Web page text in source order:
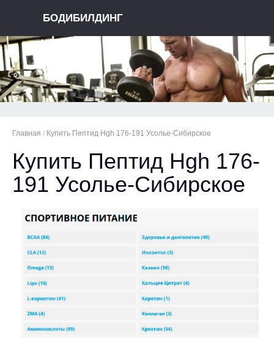
БОДИБИЛДИНГ
Главная / Купить Пептид Hgh 176-191 Усолье-Сибирское
Купить Пептид Hgh 176-
191 Усолье-Сибирское